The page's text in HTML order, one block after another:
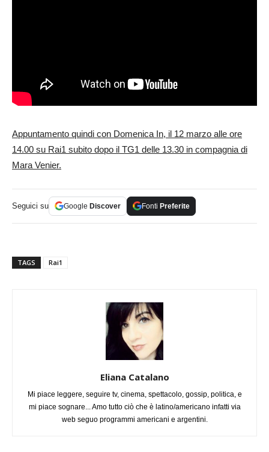
Appuntamento quindi con Domenica In, il 12 marzo alle ore
14.00 su Rai1 subito dopo il TG1 delle 13.30 in compagnia di
Mara Venier.
Seguici su Google Discover Fonti Preferite
TAGS Rai1
Eliana Catalano
Mi piace leggere, seguire tv, cinema, spettacolo, gossip, politica, e
mi piace sognare... Amo tutto ciò che è latino/americano infatti via
web seguo programmi americani e argentini.